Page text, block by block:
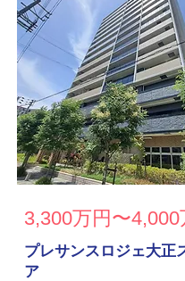
3,300万円〜4,000
プレサンスロジェ大正
ア